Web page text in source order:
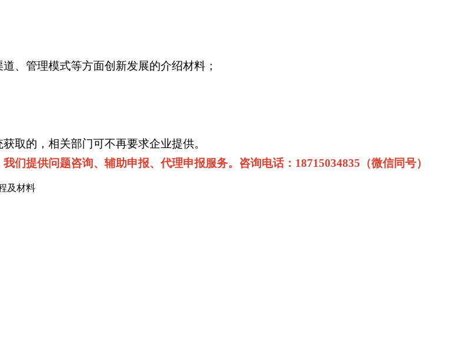
、管理模式等方面创新发展的介绍材料；
取的，相关部门可不再要求企业提供。
们提供问题咨询、辅助申报、代理申报服务。咨询电话：18715034835（微信同号）
及材料